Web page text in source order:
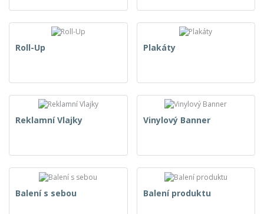
Roll-Up Plakáty
Reklamní Vlajky Vinylový Banner
Balení s sebou Balení produktu